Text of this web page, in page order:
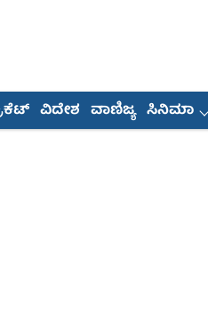
ವಿದೇಶ ವಾಣಿಜ್ಯ ಸಿನಿಮಾ